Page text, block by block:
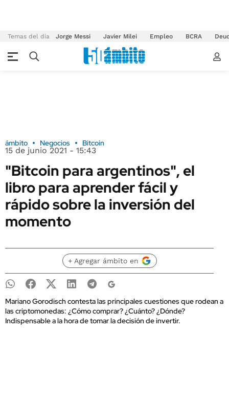
Temas del día Jorge Messi Javier Milei Empleo BCRA
ámbito Negocios Bitcoin
15 de junio 2021 - 15:43
"Bitcoin para argentinos", el
libro para aprender fácil y
rápido sobre la inversión del
momento
+ Agregar ámbito en
Mariano Gorodisch contesta las principales cuestiones que rodean a
las criptomonedas: ¿Cómo comprar? ¿Cuánto? ¿Dónde?
Indispensable a la hora de tomar la decisión de invertir.